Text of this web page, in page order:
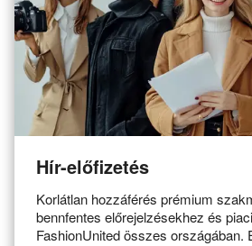
Hír-előfizetés
Korlátlan hozzáférés prémium
bennfentes előrejelzésekhez és
FashionUnited összes országában.